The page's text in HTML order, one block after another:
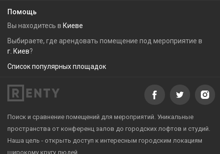
Помощь
Вы находитесь в Киеве
Выбираете, где арендовать помещение под мероприятие в
г. Киев?
Список популярных площадок
Поиск и сравнение помещений для мероприятий. Уникальные
пространства от конференц залов до городских лофтов и студий.
Наша цель - открыть доступ к интересным городским локациям
широкому кругу людей